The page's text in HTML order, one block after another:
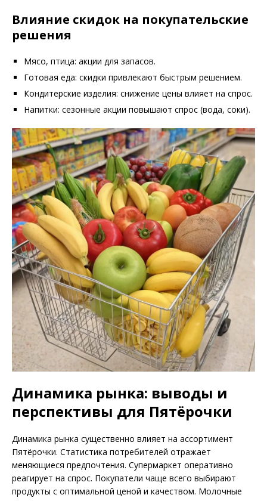
Влияние скидок на покупательские
решения
Мясо, птица: акции для запасов.
Готовая еда: скидки привлекают быстрым решением.
Кондитерские изделия: снижение цены влияет на спрос.
Напитки: сезонные акции повышают спрос (вода, соки).
Динамика рынка: выводы и
перспективы для Пятёрочки
Динамика рынка существенно влияет на ассортимент
Пятёрочки. Статистика потребителей отражает
меняющиеся предпочтения. Супермаркет оперативно
реагирует на спрос. Покупатели чаще всего выбирают
продукты с оптимальной ценой и качеством. Молочные